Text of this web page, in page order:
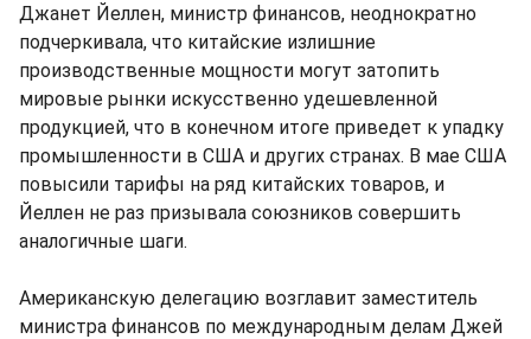
Джанет Йеллен, министр финансов, неоднократно
подчеркивала, что китайские излишние
производственные мощности могут затопить
мировые рынки искусственно удешевленной
продукцией, что в конечном итоге приведет к упадку
промышленности в США и других странах. В мае США
повысили тарифы на ряд китайских товаров, и
Йеллен не раз призывала союзников совершить
аналогичные шаги.
Американскую делегацию возглавит заместитель
министра финансов по международным делам Джей